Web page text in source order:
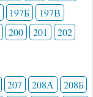
197Б
197В
200 201 202
207 208А
208Б